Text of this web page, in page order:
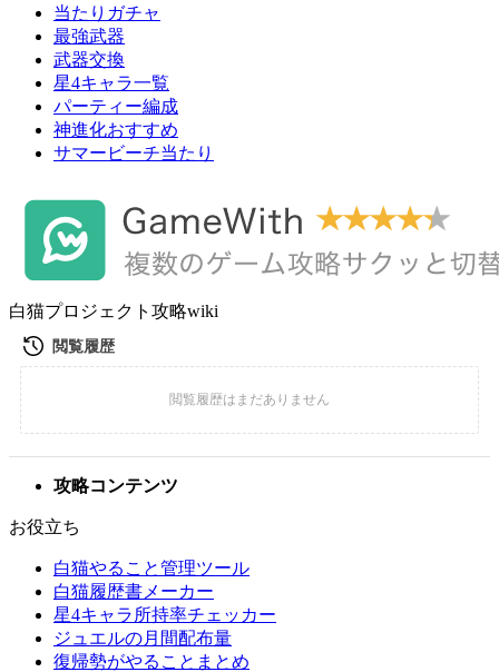
当たりガチャ
最強武器
武器交換
星4キャラ一覧
パーティー編成
神進化おすすめ
サマービーチ当たり
白猫プロジェクト攻略wiki
攻略コンテンツ
お役立ち
白猫やること管理ツール
白猫履歴書メーカー
星4キャラ所持率チェッカー
ジュエルの月間配布量
復帰勢がやることまとめ